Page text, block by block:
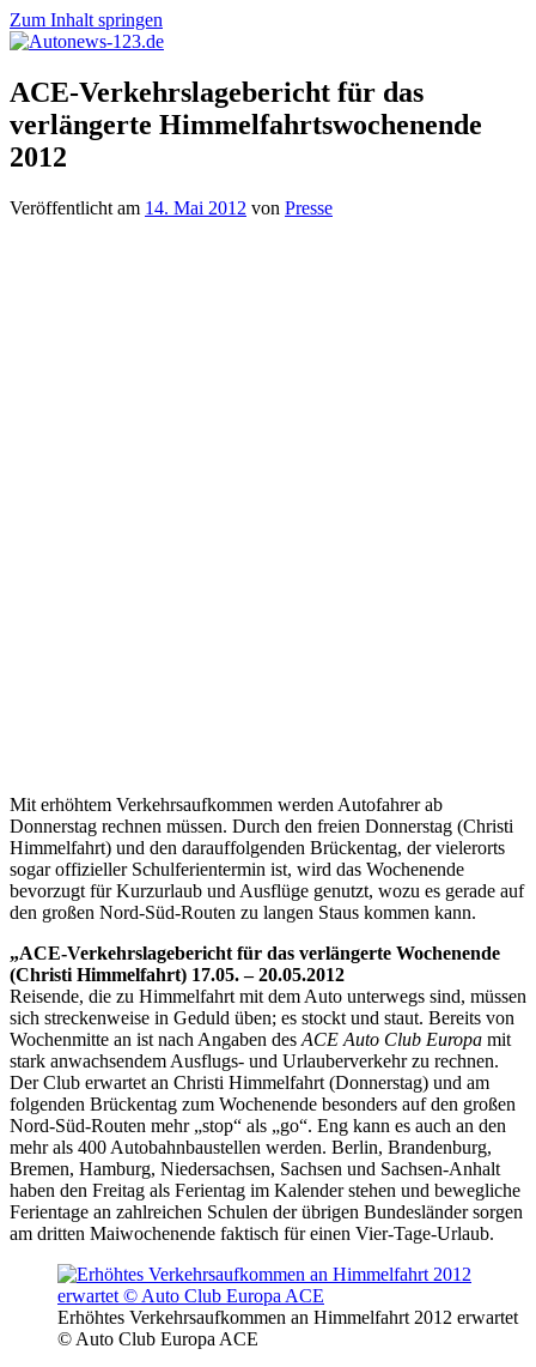
Zum Inhalt springen
Autonews-
123.de
Autonews
mit
Charme
ACE-Verkehrslagebericht für das
verlängerte Himmelfahrtswochenende
2012
Veröffentlicht am 14. Mai 2012 von Presse
Mit erhöhtem Verkehrsaufkommen werden Autofahrer ab
Donnerstag rechnen müssen. Durch den freien Donnerstag (Christi
Himmelfahrt) und den darauffolgenden Brückentag, der vielerorts
sogar offizieller Schulferientermin ist, wird das Wochenende
bevorzugt für Kurzurlaub und Ausflüge genutzt, wozu es gerade auf
den großen Nord-Süd-Routen zu langen Staus kommen kann.
„ACE-Verkehrslagebericht für das verlängerte Wochenende
(Christi Himmelfahrt) 17.05. – 20.05.2012
Reisende, die zu Himmelfahrt mit dem Auto unterwegs sind, müssen
sich streckenweise in Geduld üben; es stockt und staut. Bereits von
Wochenmitte an ist nach Angaben des ACE Auto Club Europa mit
stark anwachsendem Ausflugs- und Urlauberverkehr zu rechnen.
Der Club erwartet an Christi Himmelfahrt (Donnerstag) und am
folgenden Brückentag zum Wochenende besonders auf den großen
Nord-Süd-Routen mehr „stop“ als „go“. Eng kann es auch an den
mehr als 400 Autobahnbaustellen werden. Berlin, Brandenburg,
Bremen, Hamburg, Niedersachsen, Sachsen und Sachsen-Anhalt
haben den Freitag als Ferientag im Kalender stehen und bewegliche
Ferientage an zahlreichen Schulen der übrigen Bundesländer sorgen
am dritten Maiwochenende faktisch für einen Vier-Tage-Urlaub.
Erhöhtes Verkehrsaufkommen an Himmelfahrt 2012 erwartet
© Auto Club Europa ACE